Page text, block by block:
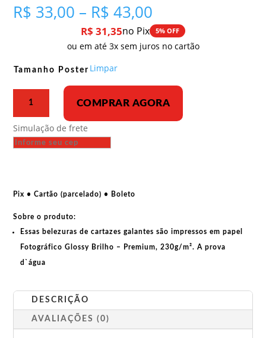
R$ 33,00 – R$ 43,00
de
preço:
R$ 33,00
R$ 31,35no Pix 5% OFF
ou em até 3x sem juros no cartão
Tamanho Poster Limpar
Golpe
quantidade
COMPRAR AGORA
Simulação de frete
Pix • Cartão (parcelado) • Boleto
Sobre o produto:
Essas belezuras de cartazes galantes são impressos em papel
Fotográfico Glossy Brilho – Premium, 230g/m². A prova
d`água
DESCRIÇÃO
AVALIAÇÕES (0)